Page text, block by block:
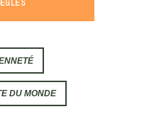
DU MONDE